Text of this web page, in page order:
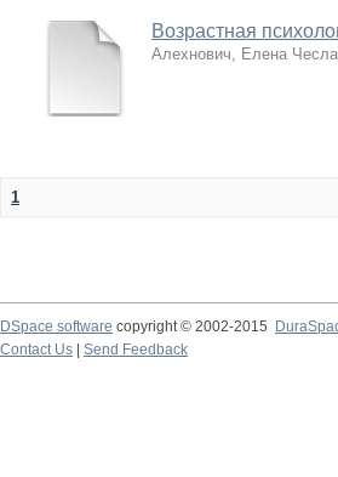
Возрастная
Алехнович, Елена
1
DSpace software copyright © 2002-2015
Contact Us
Send Feedback